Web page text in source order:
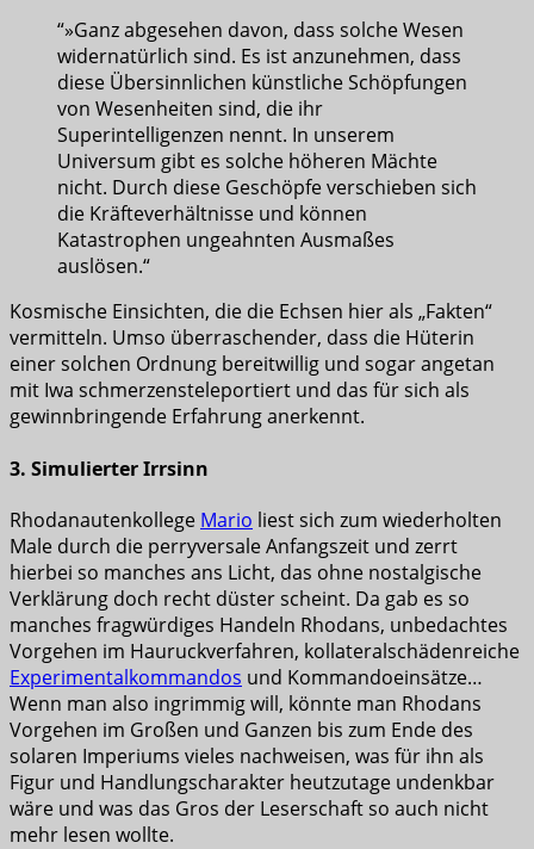
“»Ganz abgesehen davon, dass solche Wesen
widernatürlich sind. Es ist anzunehmen, dass
diese Übersinnlichen künstliche Schöpfungen
von Wesenheiten sind, die ihr
Superintelligenzen nennt. In unserem
Universum gibt es solche höheren Mächte
nicht. Durch diese Geschöpfe verschieben sich
die Kräfteverhältnisse und können
Katastrophen ungeahnten Ausmaßes
auslösen.“
Kosmische Einsichten, die die Echsen hier als „Fakten“
vermitteln. Umso überraschender, dass die Hüterin
einer solchen Ordnung bereitwillig und sogar angetan
mit Iwa schmerzensteleportiert und das für sich als
gewinnbringende Erfahrung anerkennt.
3. Simulierter Irrsinn
Rhodanautenkollege Mario liest sich zum wiederholten
Male durch die perryversale Anfangszeit und zerrt
hierbei so manches ans Licht, das ohne nostalgische
Verklärung doch recht düster scheint. Da gab es so
manches fragwürdiges Handeln Rhodans, unbedachtes
Vorgehen im Hauruckverfahren, kollateralschädenreiche
Experimentalkommandos und Kommandoeinsätze…
Wenn man also ingrimmig will, könnte man Rhodans
Vorgehen im Großen und Ganzen bis zum Ende des
solaren Imperiums vieles nachweisen, was für ihn als
Figur und Handlungscharakter heutzutage undenkbar
wäre und was das Gros der Leserschaft so auch nicht
mehr lesen wollte.